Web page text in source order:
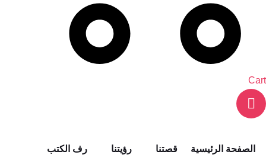
Cart
الصفحة الرئيسية قصتنا رؤيتنا رف الكتب